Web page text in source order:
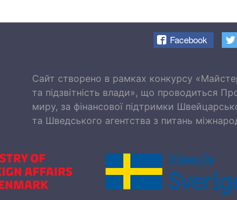
Facebook
Сайт створено в рамках конкурсу
та підзвітність влади», що проводиться
миру, за фінансової підтримки
та Шведського агентства з питань